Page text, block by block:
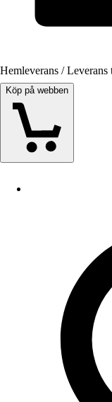
Hemleverans / Leverans
Köp på webben